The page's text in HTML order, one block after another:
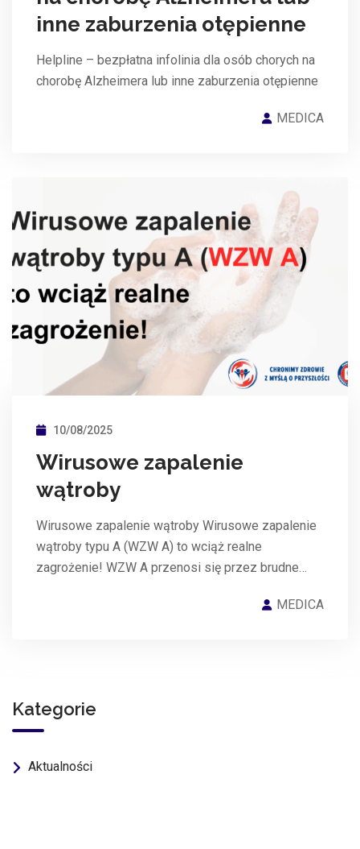
inne zaburzenia otępienne
Helpline – bezpłatna infolinia dla osób chorych na
chorobę Alzheimera lub inne zaburzenia otępienne
MEDICA
10/08/2025
Wirusowe zapalenie
wątroby
Wirusowe zapalenie wątroby Wirusowe zapalenie
wątroby typu A (WZW A) to wciąż realne
zagrożenie! WZW A przenosi się przez brudne…
MEDICA
Kategorie
Aktualności